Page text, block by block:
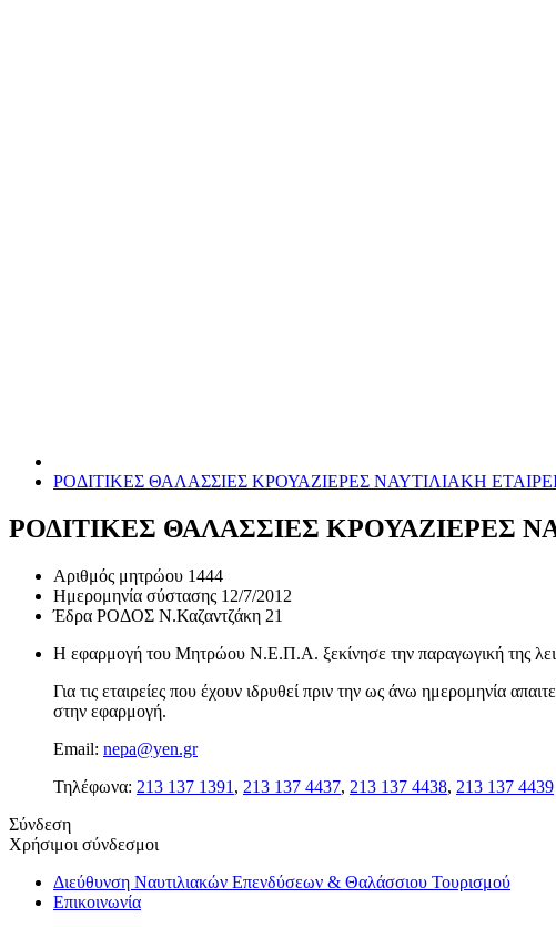
ΡΟΔΙΤΙΚΕΣ ΘΑΛΑΣΣΙΕΣ ΚΡΟΥΑΖΙΕΡΕΣ ΝΑΥΤΙΛΙΑΚΗ
ΡΟΔΙΤΙΚΕΣ ΘΑΛΑΣΣΙΕΣ ΚΡΟΥΑΖΙΕΡΕΣ
Αριθμός μητρώου 1444
Ημερομηνία σύστασης 12/7/2012
Έδρα ΡΟΔΟΣ Ν.Καζαντζάκη 21
Η εφαρμογή του Μητρώου Ν.Ε.Π.Α. ξεκίνησε την παραγωγική της
Για τις εταιρείες που έχουν ιδρυθεί πριν την ως άνω ημερομηνία
στην εφαρμογή.
Email: nepa@yen.gr
Τηλέφωνα: 213 137 1391 , 213 137 4437, 213 137 4438, 213 137 4439
Σύνδεση
Χρήσιμοι σύνδεσμοι
Διεύθυνση Ναυτιλιακών Επενδύσεων & Θαλάσσιου Τουρισμού
Επικοινωνία